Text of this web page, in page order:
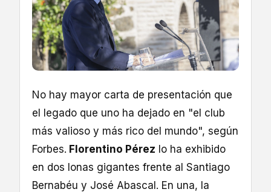
No hay mayor carta de presentación que
el legado que uno ha dejado en "el club
más valioso y más rico del mundo", según
Forbes. Florentino Pérez lo ha exhibido
en dos lonas gigantes frente al Santiago
Bernabéu y José Abascal. En una, la